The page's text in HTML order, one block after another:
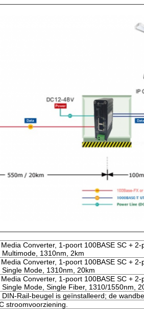
Converter, 1-poort 100BASE SC + 2-
1310nm, 2km
Converter, 1-poort 100BASE SC + 2-
Mode, 1310nm, 20km
Converter, 1-poort 100BASE SC + 2-
Mode, Single Fiber, 1310/1550nm,
DIN-Rail-beugel is geïnstalleerd; de
stroomvoorziening.